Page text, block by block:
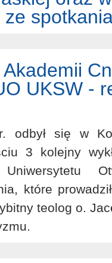
UKSW -
odbył się w
3 kolejny
które
teolog o.